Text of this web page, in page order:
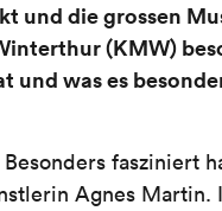
und die grossen
(KMW)
und was es
fasziniert
Agnes Martin.